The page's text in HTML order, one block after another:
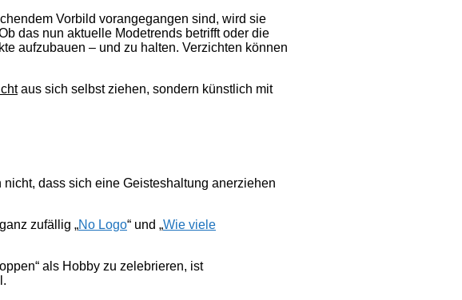
Vorbild vorangegangen sind, wird sie
das nun aktuelle Modetrends betrifft oder die
aufzubauen – und zu halten. Verzichten können
aus sich selbst ziehen, sondern künstlich mit
dass sich eine Geisteshaltung anerziehen
zufällig „No Logo“ und „Wie viele
als Hobby zu zelebrieren, ist